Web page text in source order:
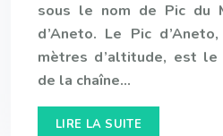
sous le nom de Pic du
d’Aneto. Le Pic
mètres d’altitude, est
de la chaîne…
LIRE LA SUITE